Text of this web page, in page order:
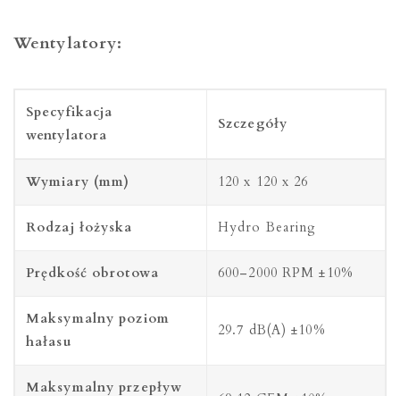
Wentylatory:
Specyfikacja
wentylatora
Szczegóły
Wymiary (mm) 120 x 120 x 26
Rodzaj łożyska Hydro Bearing
Prędkość obrotowa 600–2000 RPM ±10%
Maksymalny poziom
hałasu
29.7 dB(A) ±10%
Maksymalny przepływ